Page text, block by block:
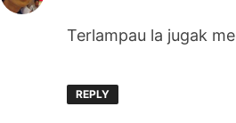
Terlampau la jugak
REPLY